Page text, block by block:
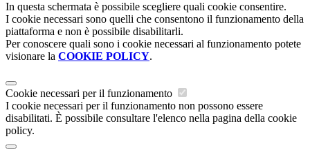
In questa schermata è possibile scegliere quali cookie consentire.
I cookie necessari sono quelli che consentono il funzionamento della
piattaforma e non è possibile disabilitarli.
Per conoscere quali sono i cookie necessari al funzionamento potete
visionare la COOKIE POLICY.
Cookie necessari per il funzionamento
I cookie necessari per il funzionamento non possono essere
disabilitati. È possibile consultare l'elenco nella pagina della cookie
policy.